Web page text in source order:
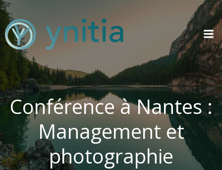
contenu
Conférence à Nantes :
Management et
photographie